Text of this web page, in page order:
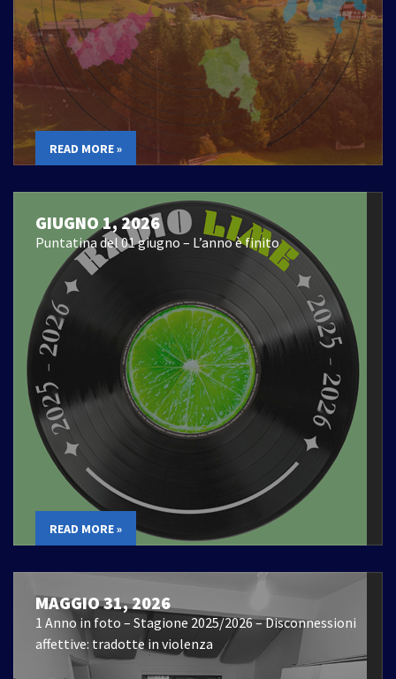
READ MORE »
GIUGNO 1, 2026
Puntatina del 01 giugno – L’anno è finito
READ MORE »
MAGGIO 31, 2026
1 Anno in foto – Stagione 2025/2026 – Disconnessioni
affettive: tradotte in violenza